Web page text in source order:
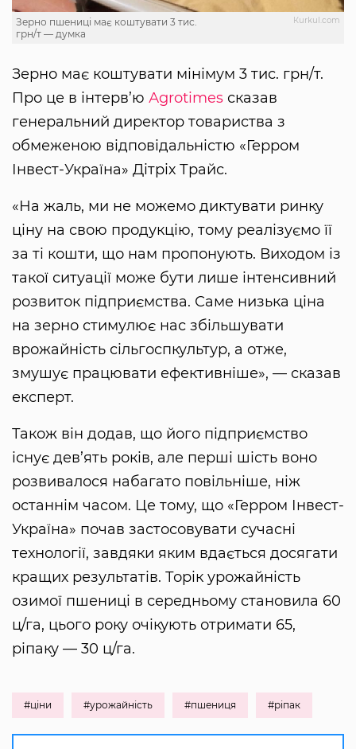
Кurkul.com
Зерно пшениці має коштувати 3 тис.
грн/т — думка
Зерно має коштувати мінімум 3 тис. грн/т.
Про це в інтерв’ю Аgrotimes сказав
генеральний директор товариства з
обмеженою відповідальністю «Герром
Інвест-Україна» Дітріх Трайс.
«На жаль, ми не можемо диктувати ринку
ціну на свою продукцію, тому реалізуємо її
за ті кошти, що нам пропонують. Виходом із
такої ситуації може бути лише інтенсивний
розвиток підприємства. Саме низька ціна
на зерно стимулює нас збільшувати
врожайність сільгоспкультур, а отже,
змушує працювати ефективніше», — сказав
експерт.
Також він додав, що його підприємство
існує дев’ять років, але перші шість воно
розвивалося набагато повільніше, ніж
останнім часом. Це тому, що «Герром Інвест-
Україна» почав застосовувати сучасні
технології, завдяки яким вдається досягати
кращих результатів. Торік урожайність
озимої пшениці в середньому становила 60
ц/га, цього року очікують отримати 65,
ріпаку — 30 ц/га.
#ціни #урожайність #пшениця #ріпак